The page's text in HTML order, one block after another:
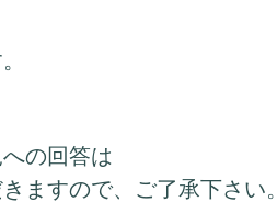
の回答は
ますので、ご了承下さい。